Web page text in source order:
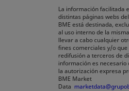
La información facilitada
distintas páginas webs
BME está destinada,
al uso interno de la
llevar a cabo cualquier
fines comerciales y/o
redifusión a terceros de
información es necesario
la autorización expresa
BME Market
Data